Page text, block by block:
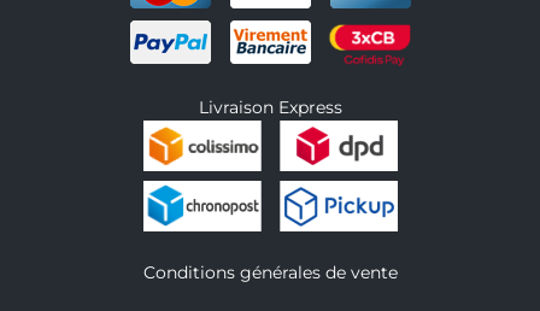
Livraison Express
Conditions générales de vente